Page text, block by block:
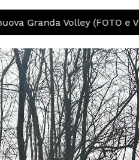
Granda Volley (FOTO e